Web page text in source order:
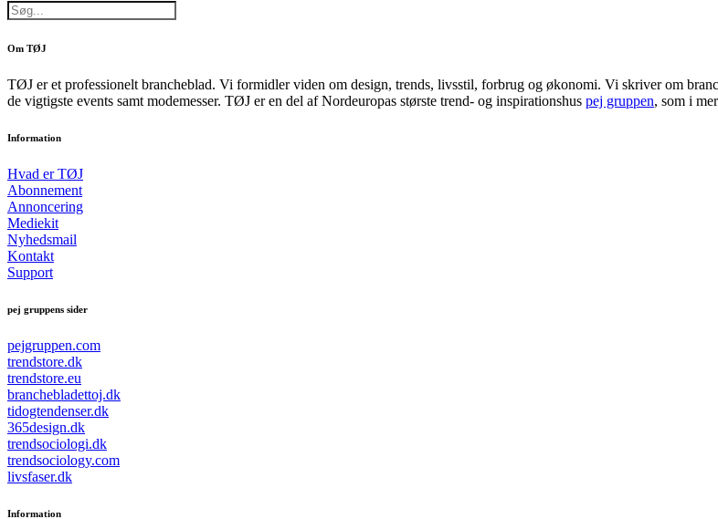
Om TØJ
TØJ er et professionelt brancheblad. Vi formidler viden om design, trends, livsstil, forbrug og økonomi. Vi skriver om
de vigtigste events samt modemesser. TØJ er en del af Nordeuropas største trend- og inspirationshus pej gruppen, som i
Information
Hvad er TØJ
Abonnement
Annoncering
Mediekit
Nyhedsmail
Kontakt
Support
pej gruppens sider
pejgruppen.com
trendstore.dk
trendstore.eu
branchebladettoj.dk
tidogtendenser.dk
365design.dk
trendsociologi.dk
trendsociology.com
livsfaser.dk
Information